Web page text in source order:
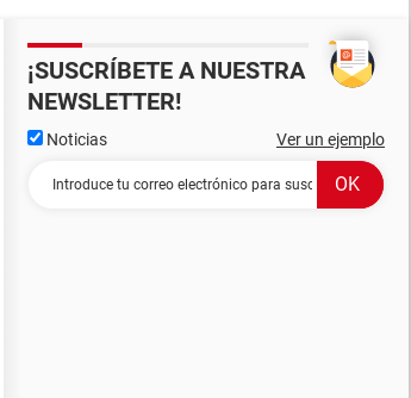
¡SUSCRÍBETE A NUESTRA
NEWSLETTER!
Noticias Ver un ejemplo